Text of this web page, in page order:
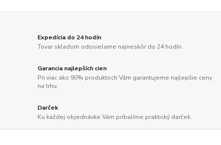
Expedícia do 24 hodín
Tovar skladom odosielame najneskôr do 24 hodín.
Garancia najlepších cien
Pri viac ako 90% produktoch Vám garantujeme najlepšie ceny
na trhu.
Darček
Ku každej objednávke Vám pribalíme praktický darček.